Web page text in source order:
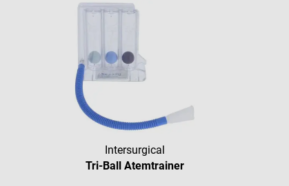
Intersurgical
Tri-Ball Atemtrainer